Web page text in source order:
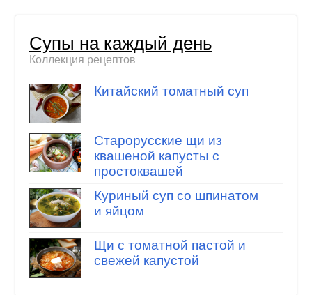
Супы на каждый день
Коллекция рецептов
Китайский томатный суп
Старорусские щи из
квашеной капусты с
простоквашей
Куриный суп со шпинатом
и яйцом
Щи с томатной пастой и
свежей капустой